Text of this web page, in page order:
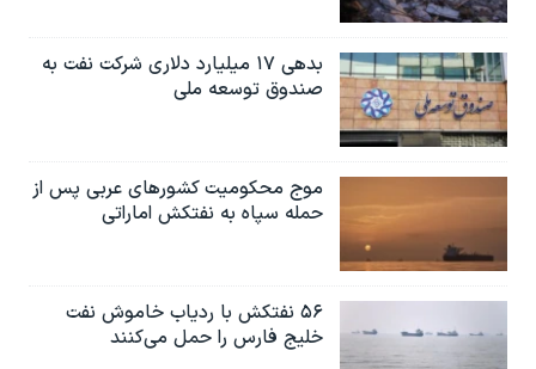
بدهی ۱۷ میلیارد دلاری شرکت نفت به
صندوق توسعه ملی
موج محکومیت کشورهای عربی پس از
حمله سپاه به نفتکش اماراتی
۵۶ نفتکش با ردیاب خاموش نفت
خلیج فارس را حمل می‌کنند